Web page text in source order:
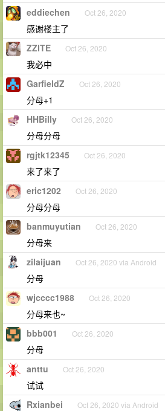
eddiechen Oct 26, 2020
感谢楼主了
ZZITE Oct 26, 2020
我必中
GarfieldZ Oct 26, 2020
分母+1
HHBilly Oct 26, 2020
分母分母
rgjtk12345 Oct 26, 2020
来了来了
eric1202 Oct 26, 2020
分母分母
banmuyutian Oct 26, 2020
分母来
zilaijuan Oct 26, 2020 via Android
分母
wjcccc1988 Oct 26, 2020
分母来也~
bbb001 Oct 26, 2020
分母
anttu Oct 26, 2020
试试
Rxianbei Oct 26, 2020 via Android